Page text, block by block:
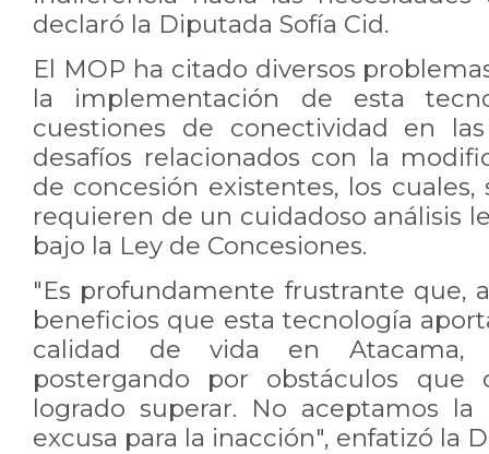
declaró la Diputada Sofía Cid.
El MOP ha citado diversos
la implementación de esta
cuestiones de conectividad en
desafíos relacionados con la
de concesión existentes, los
requieren de un cuidadoso análisis
bajo la Ley de Concesiones.
"Es profundamente frustrante que,
beneficios que esta tecnología
calidad de vida en Atacama,
postergando por obstáculos que
logrado superar. No aceptamos
excusa para la inacción", enfatizó la